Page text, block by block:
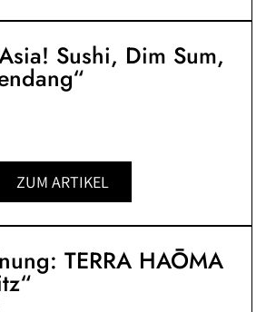
Sushi, Dim Sum,
ZUM ARTIKEL
TERRA HAŌMA